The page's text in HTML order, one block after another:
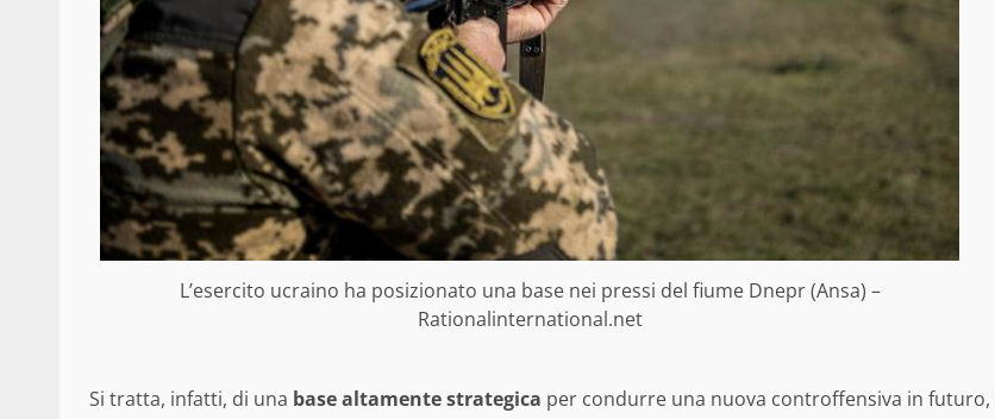
L’esercito ucraino ha posizionato una base nei pressi del fiume Dnepr (Ansa) –
Rationalinternational.net
Si tratta, infatti, di una base altamente strategica per condurre una nuova controffensiva in futuro,